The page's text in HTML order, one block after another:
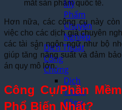
Mỹ
Phẩm
Chuyên
Nghiệp
Dịch Thuật
Công
Chứng
Dịch
Thuật
Công
mắt sản phẩm quốc tế.
Hơn nữa, các công cụ này
việc cho các dịch giả chuyên
các tài sản ngôn ngữ như bộ
giúp tăng năng suất và đảm
án quy mô lớn.
Công Cụ/Phần
Phổ Biến Nhất?